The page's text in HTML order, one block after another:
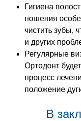
Гигиена
ношения
чистить зубы,
и других
Регулярные
Ортодонт
процесс
положение
В